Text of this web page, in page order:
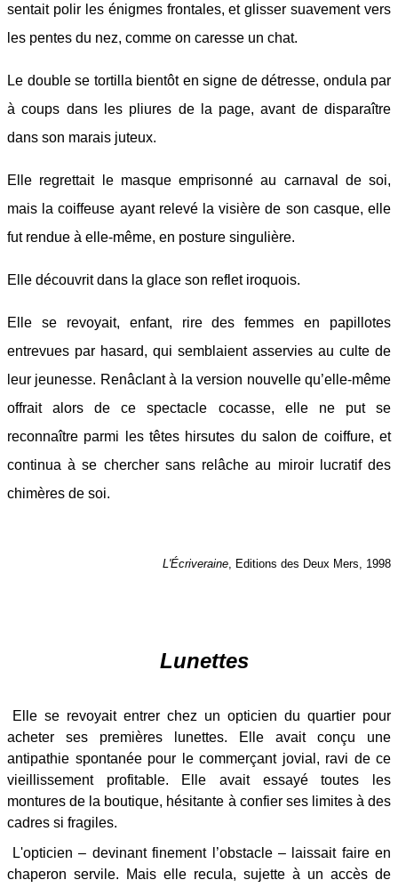
sentait polir les énigmes frontales, et glisser suavement vers
les pentes du nez, comme on caresse un chat.
Le double se tortilla bientôt en signe de détresse, ondula par
à coups dans les pliures de la page, avant de disparaître
dans son marais juteux.
Elle regrettait le masque emprisonné au carnaval de soi,
mais la coiffeuse ayant relevé la visière de son casque, elle
fut rendue à elle-même, en posture singulière.
Elle découvrit dans la glace son reflet iroquois.
Elle se revoyait, enfant, rire des femmes en papillotes
entrevues par hasard, qui semblaient asservies au culte de
leur jeunesse. Renâclant à la version nouvelle qu’elle-même
offrait alors de ce spectacle cocasse, elle ne put se
reconnaître parmi les têtes hirsutes du salon de coiffure, et
continua à se chercher sans relâche au miroir lucratif des
chimères de soi.
L'Écriveraine, Editions des Deux Mers, 1998
Lunettes
Elle se revoyait entrer chez un opticien du quartier pour
acheter ses premières lunettes. Elle avait conçu une
antipathie spontanée pour le commerçant jovial, ravi de ce
vieillissement profitable. Elle avait essayé toutes les
montures de la boutique, hésitante à confier ses limites à des
cadres si fragiles.
L'opticien – devinant finement l’obstacle – laissait faire en
chaperon servile. Mais elle recula, sujette à un accès de